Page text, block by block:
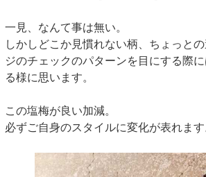
一見、なんて事は無い。
しかしどこか見慣れない柄、ちょっと
ジのチェックのパターンを目にする際
る様に思います。
この塩梅が良い加減。
必ずご自身のスタイルに変化が表れます